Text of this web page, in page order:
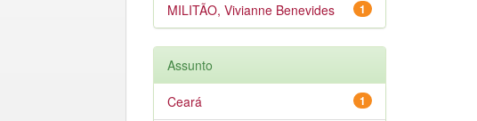
1
MILITÃO, Vivianne Benevides
Assunto
1
Ceará